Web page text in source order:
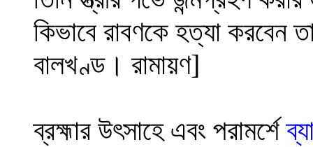
কিভাবে রাবণকে হত্যা করবেন
বালখণ্ড। রামায়ণ]
ব্রহ্মার উৎসাহে এবং পরামর্শে